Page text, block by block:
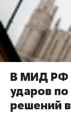
В МИД РФ
ударов
решений